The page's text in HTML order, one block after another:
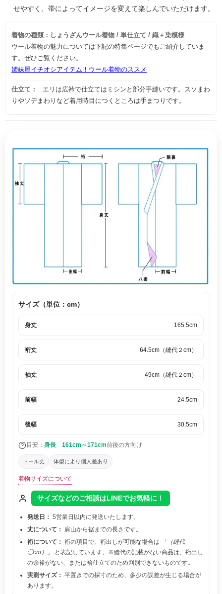
せやすく、帯によってイメージを変えて楽しんでいただけます。
着物の種類：しょうざんウール着物 / 単仕立て / 織＋染模様
ウール着物の魅力については下記の特集ページでもご紹介していま
す。ぜひご覧ください。
姉妹屋イチオシアイテム！ウール着物のススメ
仕立て：
エリは広衿で仕立てはミシンと部分手縫いです。スソまわ
りやソデまわりなど着用時目につくところは手まつりです。
サイズ（単位：cm）
身丈 165.5cm
裄丈 64.5cm（縫代２cm）
袖丈 49cm（縫代２cm）
前幅 24.5cm
後幅 30.5cm
目安： 身長 161cm～171cm前後の方向け
トール丈 体型により個人差あり
着物サイズについて
サイズなどのご相談はLINEでお気軽に！
発送日： 5営業日以内に発送いたします。
丈について： 肩山から裾までの長さです。
裄について： 裄の項目で、裄出しが可能な場合は
「（縫代
◯cm）」
と表記しています。※縫代の記載がない商品は、裄出し
の余裕がない、または袷仕立てのため判別できないものです。
実測サイズ： 平置きでの採寸のため、多少の誤差が生じる場合が
あります。